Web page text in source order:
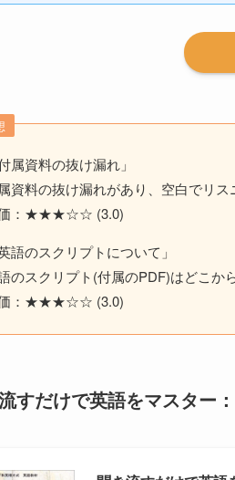
付属資料の抜け漏れ」
資料の抜け漏れがあり、空白でリス
：★★★☆☆ (3.0)
英語のスクリプトについて」
のスクリプト(付属のPDF)はどこか
：★★★☆☆ (3.0)
すだけで英語をマスター